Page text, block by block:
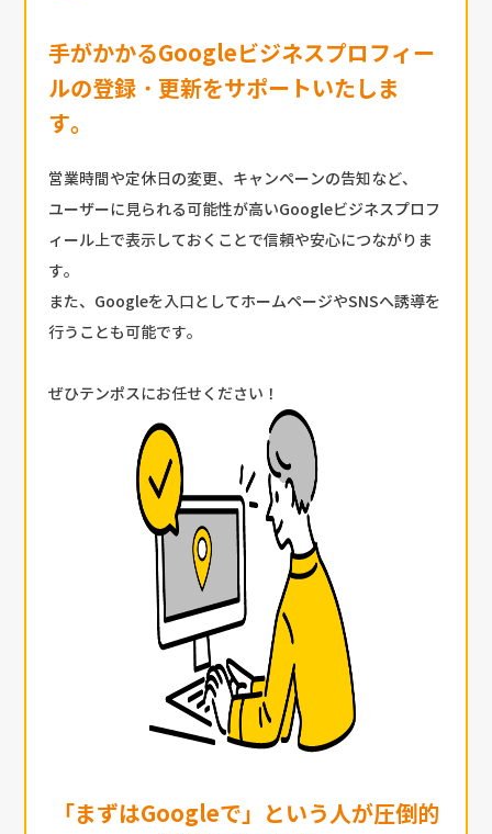
手がかかるGoogleビジネスプロフィー
ルの登録・更新をサポートいたしま
す。
営業時間や定休日の変更、キャンペーンの告知など、
ユーザーに見られる可能性が高いGoogleビジネスプロフ
ィール上で表示しておくことで信頼や安心につながりま
す。
また、Googleを入口としてホームページやSNSへ誘導を
行うことも可能です。
ぜひテンポスにお任せください！
「まずはGoogleで」という人が圧倒的